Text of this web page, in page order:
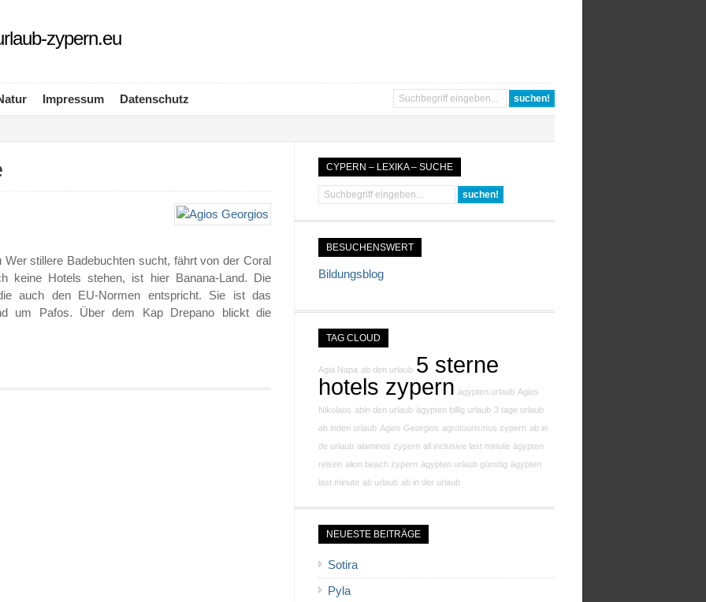
zypern.eu
Impressum Datenschutz
stillere Badebuchten sucht, fährt von der Coral
keine Hotels stehen, ist hier Banana-Land. Die
auch den EU-Normen entspricht. Sie ist das
um Pafos. Über dem Kap Drepano blickt die
CYPERN – LEXIKA – SUCHE
BESUCHENSWERT
Bildungsblog
TAG CLOUD
Agia Napa ab den urlaub 5 sterne
hotels zypern ägypten urlaub Agios
Nikolaos abin den urlaub ägypten billig urlaub 3 tage urlaub
ab inden urlaub Agios Georgios agrotourismus zypern ab in
de urlaub alaminos zypern all inclusive last minute ägypten
reisen alion beach zypern ägypten urlaub günstig ägypten
last minute ab urlaub ab in der urlaub
NEUESTE BEITRÄGE
Sotira
Pyla